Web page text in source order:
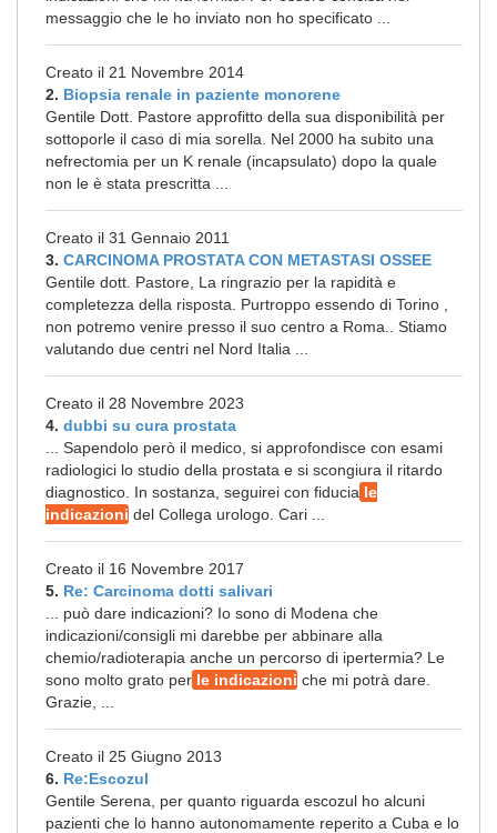
messaggio che le ho inviato non ho specificato ...
Creato il 21 Novembre 2014
2. Biopsia renale in paziente monorene
Gentile Dott. Pastore approfitto della sua disponibilità per
sottoporle il caso di mia sorella. Nel 2000 ha subito una
nefrectomia per un K renale (incapsulato) dopo la quale
non le è stata prescritta ...
Creato il 31 Gennaio 2011
3. CARCINOMA PROSTATA CON METASTASI OSSEE
Gentile dott. Pastore, La ringrazio per la rapidità e
completezza della risposta. Purtroppo essendo di Torino ,
non potremo venire presso il suo centro a Roma.. Stiamo
valutando due centri nel Nord Italia ...
Creato il 28 Novembre 2023
4. dubbi su cura prostata
... Sapendolo però il medico, si approfondisce con esami
radiologici lo studio della prostata e si scongiura il ritardo
diagnostico. In sostanza, seguirei con fiducia le
indicazioni del Collega urologo. Cari ...
Creato il 16 Novembre 2017
5. Re: Carcinoma dotti salivari
... può dare indicazioni? Io sono di Modena che
indicazioni/consigli mi darebbe per abbinare alla
chemio/radioterapia anche un percorso di ipertermia? Le
sono molto grato per le indicazioni che mi potrà dare.
Grazie, ...
Creato il 25 Giugno 2013
6. Re:Escozul
Gentile Serena, per quanto riguarda escozul ho alcuni
pazienti che lo hanno autonomamente reperito a Cuba e lo